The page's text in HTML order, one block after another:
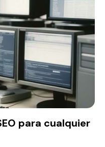
para cualquier